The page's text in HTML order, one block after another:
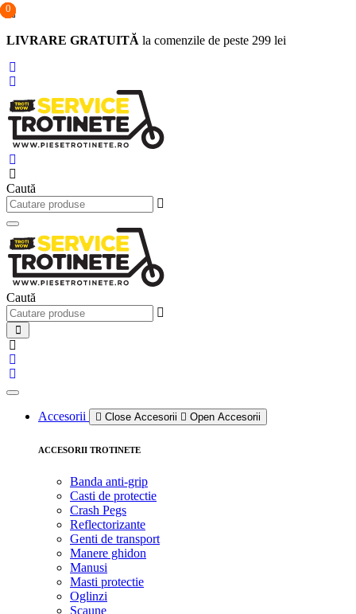
Sari
conținut
LIVRARE GRATUITĂ la comenzile de peste 299 lei
0
Caută
Caută
0
0
Accesorii Close Accesorii Open Accesorii
ACCESORII TROTINETE
Banda anti-grip
Casti de protectie
Crash Pegs
Reflectorizante
Genti de transport
Manere ghidon
Manusi
Masti protectie
Oglinzi
Scaune